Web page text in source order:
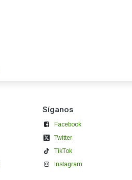
Síganos
Facebook
Twitter
TikTok
Instagram